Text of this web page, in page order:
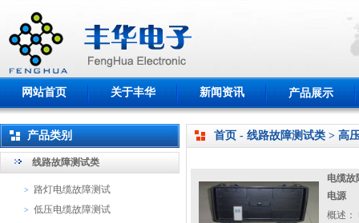
网站首页 关于丰华 新闻资讯 产品展示
产品类别
线路故障测试类
> 路灯电缆故障测试
> 低压电缆故障测试
首页 - 线路故障测试类 > 高
电缆故
电源
概述：